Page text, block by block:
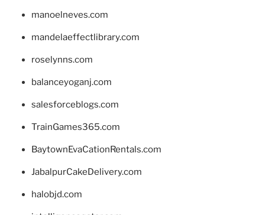
manoelneves.com
mandelaeffectlibrary.com
roselynns.com
balanceyoganj.com
salesforceblogs.com
TrainGames365.com
BaytownEvaCationRentals.com
JabalpurCakeDelivery.com
halobjd.com